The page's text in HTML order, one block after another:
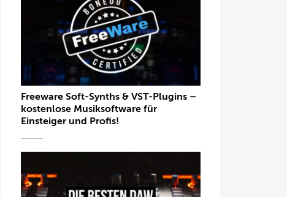
Freeware Soft-Synths & VST-Plugins –
kostenlose Musiksoftware für
Einsteiger und Profis!